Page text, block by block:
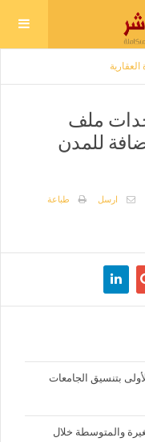
العقارية
ملف
للمدن
ارسل
طباعة
بتنسيق الجامعات
والمتوسطة خلال